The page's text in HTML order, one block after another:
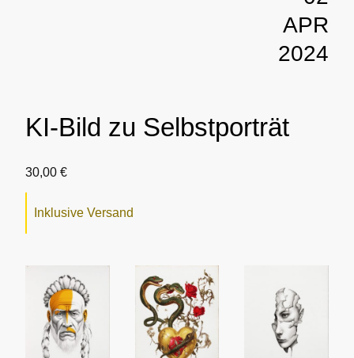
APR
2024
KI-Bild zu Selbstporträt
30,00 €
Inklusive Versand